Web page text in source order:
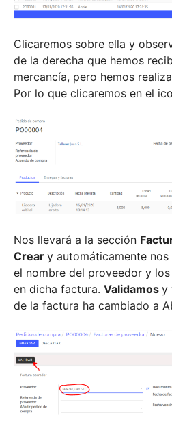
Clicaremos sobre ella y
de la derecha que hemos
mercancía, pero hemos
Por lo que clicaremos en el
Nos llevará a la sección
Crear y automáticamente
el nombre del proveedor y
en dicha factura. Validamos y
de la factura ha cambiado a